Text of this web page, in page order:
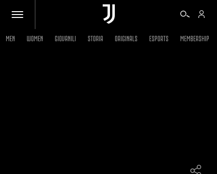
MEN WOMEN GIOVANILI STORIA ORIGINALS ESPORTS MEMBERSHIP